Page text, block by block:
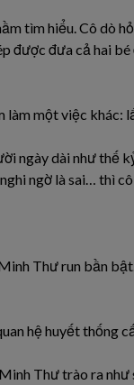
tìm hiểu. Cô dò
được đưa cả hai
làm một việc khác:
ngày dài như thế
ngờ là sai… thì
Thư run bần
hệ huyết thống
Thư trào ra